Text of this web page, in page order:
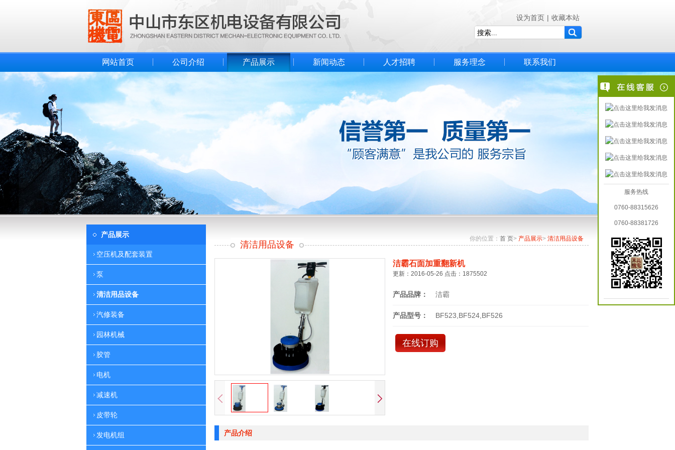
设为首页 | 收藏本站
网站首页 公司介绍 产品展示 新闻动态 人才招聘 服务理念 联系我们
产品展示
空压机及配套装置
泵
清洁用品设备
汽修装备
园林机械
胶管
电机
减速机
皮带轮
发电机组
你的位置： 首 页> 产品展示> 清洁用品设备
清洁用品设备
洁霸石面加重翻新机
更新：2016-05-26 点击：1875502
产品品牌： 洁霸
产品型号： BF523,BF524,BF526
在线订购
产品介绍
服务热线
0760-88315626
0760-88381726